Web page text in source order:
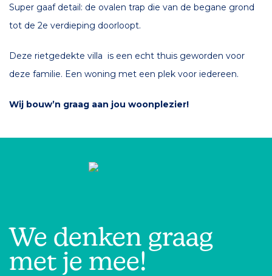
Super gaaf detail: de ovalen trap die van de begane grond
tot de 2e verdieping doorloopt.
Deze rietgedekte villa is een echt thuis geworden voor
deze familie. Een woning met een plek voor iedereen.
Wij bouw’n graag aan jou woonplezier!
SCHOLTE OP REIMER
We denken graag
met je mee!